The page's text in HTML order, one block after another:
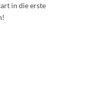
in die erste